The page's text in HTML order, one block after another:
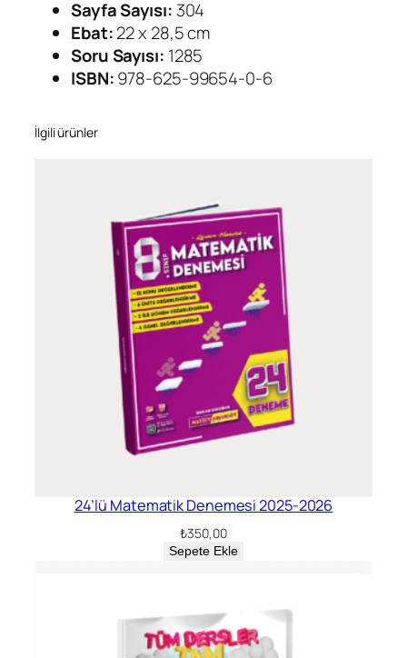
Sayfa Sayısı: 304
Ebat:22 x 28,5 cm
Soru Sayısı: 1285
ISBN:978-625-99654-0-6
İlgili ürünler
24’lü Matematik Denemesi 2025-2026
₺350,00
Sepete Ekle